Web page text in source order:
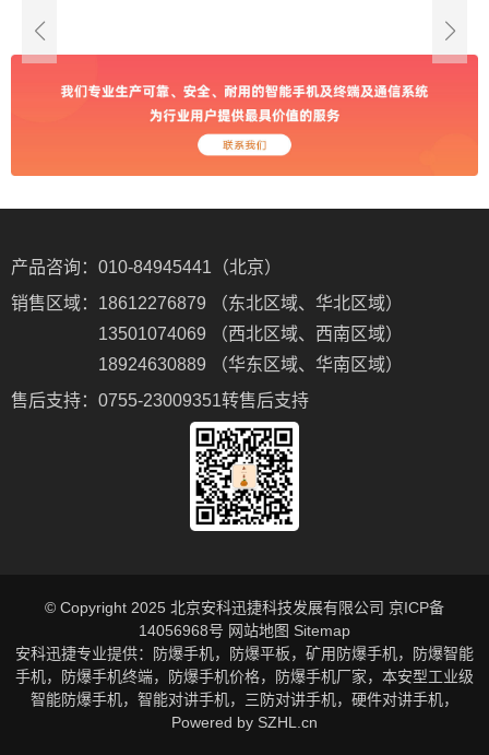
产品咨询： 010-84945441（北京）
销售区域： 18612276879 （东北区域、华北区域）
13501074069 （西北区域、西南区域）
18924630889 （华东区域、华南区域）
售后支持： 0755-23009351转售后支持
© Copyright 2025 北京安科迅捷科技发展有限公司 京ICP备
14056968号 网站地图 Sitemap
安科迅捷专业提供：
防爆手机， 防爆平板， 矿用防爆手机，
防爆智能
手机， 防爆手机终端， 防爆手机价格， 防爆手机厂家， 本安型工业级
智能防爆手机， 智能对讲手机， 三防对讲手机， 硬件对讲手机，
Powered by SZHL.cn